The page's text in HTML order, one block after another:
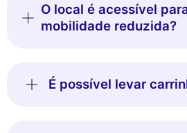
O local é acessível
mobilidade reduzida?
É possível levar